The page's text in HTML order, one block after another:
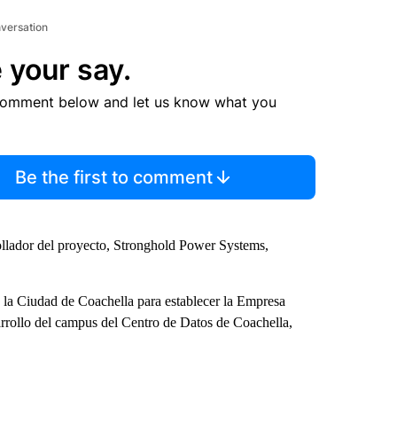
your say.
below and let us know what you
Be the first to comment
del proyecto, Stronghold Power Systems,
Ciudad de Coachella para establecer la Empresa
del campus del Centro de Datos de Coachella,